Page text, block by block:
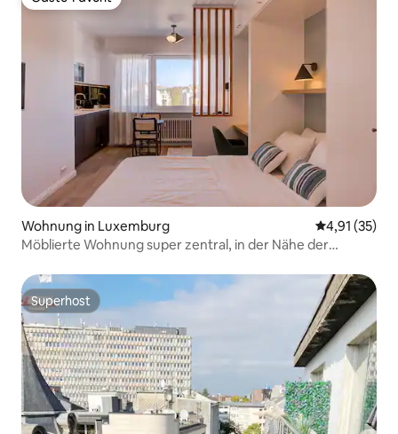
Gäste-Favorit
Wohnung in Luxemburg
4,91 (35)
Möblierte Wohnung super zentral, in der Nähe der
Superhost
Superhost